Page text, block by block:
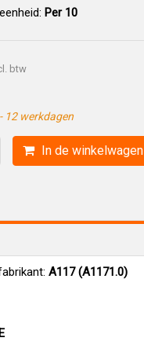
Per 10
btw
12 werkdagen
In de winkelwagen
A117 (A1171.0)